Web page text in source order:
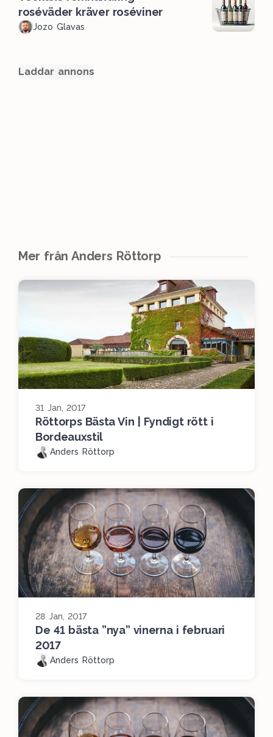
roséväder kräver roséviner
Jozo Glavas
Laddar annons
Mer från Anders Röttorp
31 Jan, 2017
Röttorps Bästa Vin | Fyndigt rött i
Bordeauxstil
Anders Röttorp
28 Jan, 2017
De 41 bästa ”nya” vinerna i februari
2017
Anders Röttorp